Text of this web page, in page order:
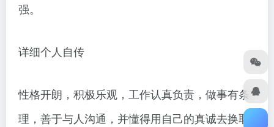
强。
详细个人自传
性格开朗，积极乐观，工作认真负责，做事有条
理，善于与人沟通，并懂得用自己的真诚去换取